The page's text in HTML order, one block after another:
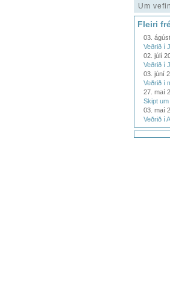
Um
Fleiri
03.
Veðrið í
02. júlí
Veðrið í
03. júní
Veðrið í
27. maí
Skipt
03. maí
Veðrið í